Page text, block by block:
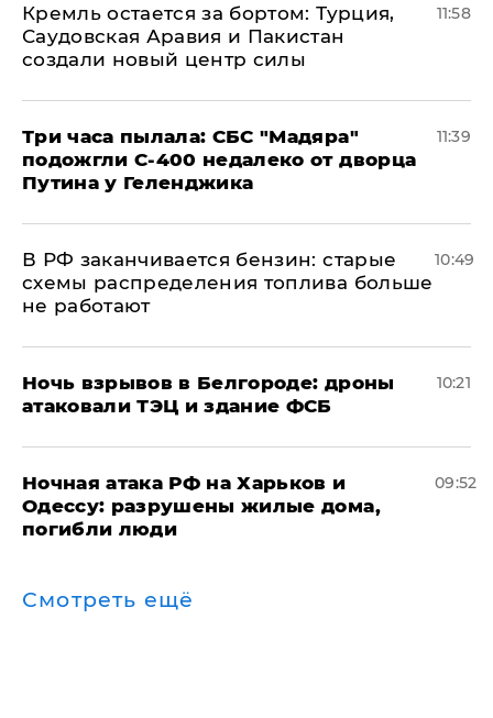
​Кремль остается за бортом: Турция,
Саудовская Аравия и Пакистан
создали новый центр силы
11:58
Три часа пылала: СБС "Мадяра"
подожгли С-400 недалеко от дворца
Путина у Геленджика
11:39
​В РФ заканчивается бензин: старые
схемы распределения топлива больше
не работают
10:49
​Ночь взрывов в Белгороде: дроны
атаковали ТЭЦ и здание ФСБ
10:21
​Ночная атака РФ на Харьков и
Одессу: разрушены жилые дома,
погибли люди
09:52
Смотреть ещё